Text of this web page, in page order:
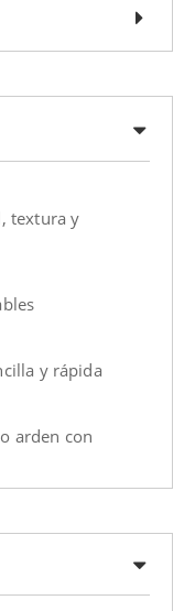
textura y
y rápida
arden con